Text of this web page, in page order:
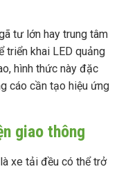
tư lớn hay trung tâm
triển khai LED quảng
hình thức này đặc
cáo cần tạo hiệu ứng
giao thông
xe tải đều có thể trở